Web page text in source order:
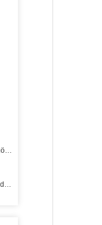
mejeriprodukter
tvättmedel,
flaskmärkningsmaskin